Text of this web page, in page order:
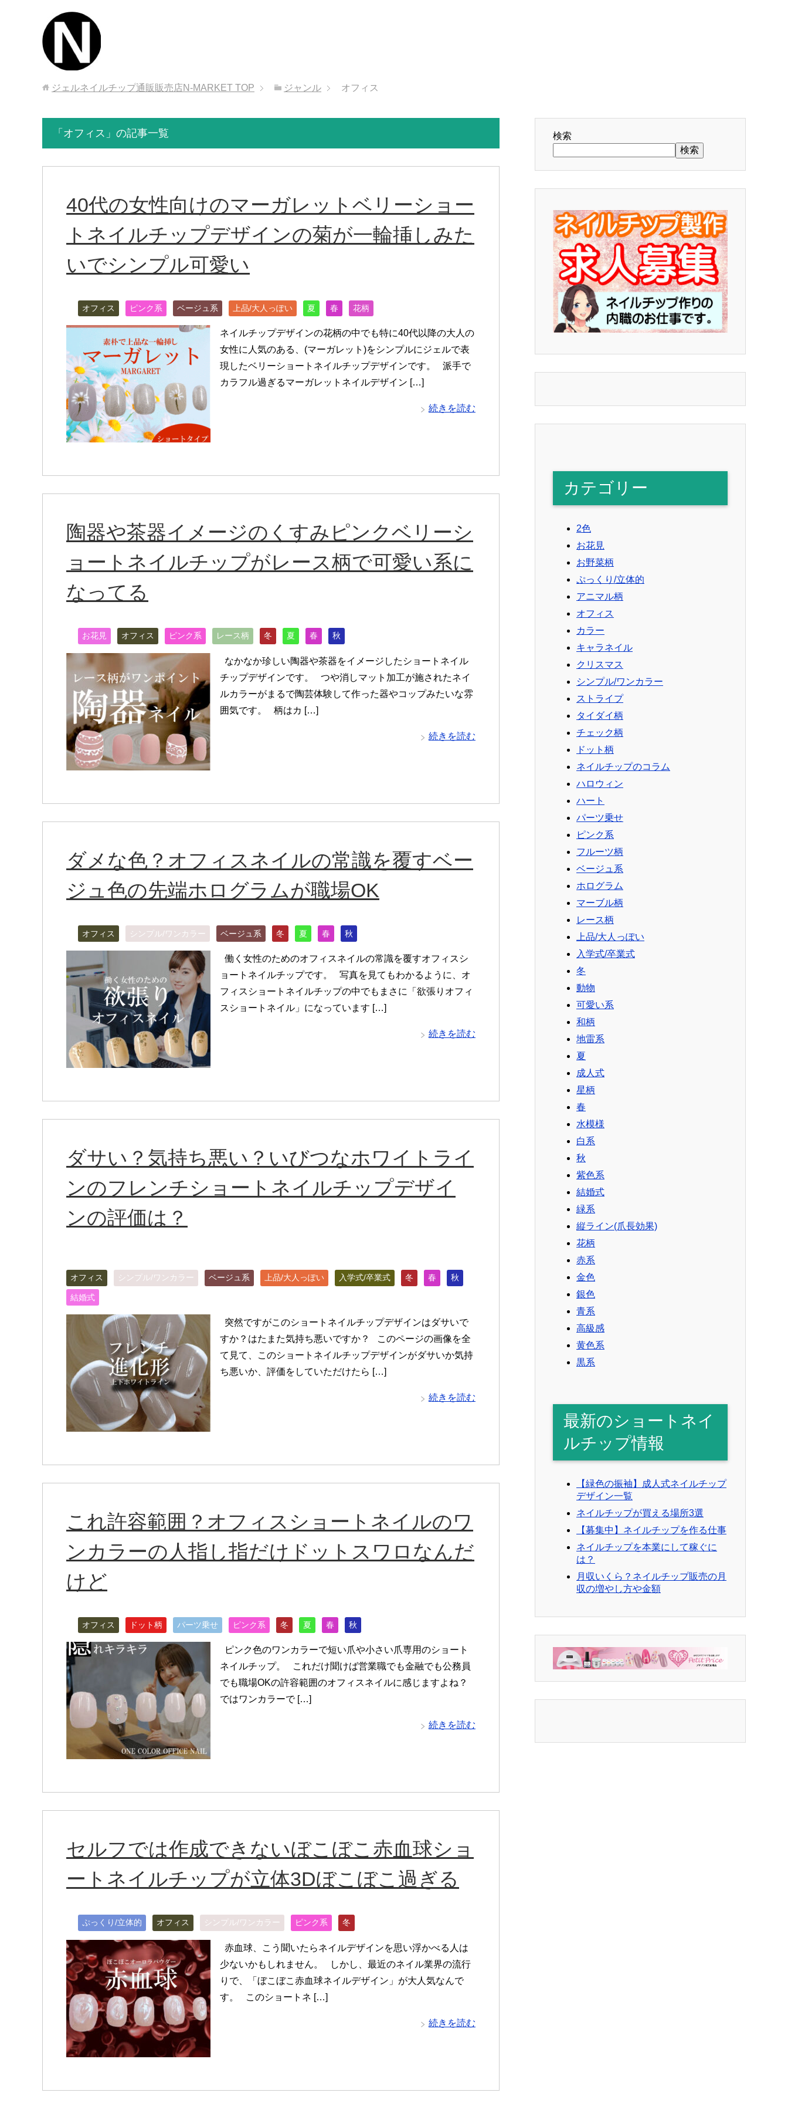
ジェルネイルチップ通販販売店N-MARKET TOP ジャンル オフィス
「オフィス」の記事一覧
40代の女性向けのマーガレットベリーショー
トネイルチップデザインの菊が一輪挿しみた
いでシンプル可愛い
オフィス ピンク系 ベージュ系 上品/大人っぽい 夏 春 花柄
ネイルチップデザインの花柄の中でも特に40代以降の大人の
女性に人気のある、(マーガレット)をシンプルにジェルで表
現したベリーショートネイルチップデザインです。 派手で
カラフル過ぎるマーガレットネイルデザイン […]
続きを読む
陶器や茶器イメージのくすみピンクベリーシ
ョートネイルチップがレース柄で可愛い系に
なってる
お花見 オフィス ピンク系 レース柄 冬 夏 春 秋
なかなか珍しい陶器や茶器をイメージしたショートネイル
チップデザインです。 つや消しマット加工が施されたネイ
ルカラーがまるで陶芸体験して作った器やコップみたいな雰
囲気です。 柄はカ […]
続きを読む
ダメな色？オフィスネイルの常識を覆すベー
ジュ色の先端ホログラムが職場OK
オフィス シンプル/ワンカラー ベージュ系 冬 夏 春 秋
働く女性のためのオフィスネイルの常識を覆すオフィスシ
ョートネイルチップです。 写真を見てもわかるように、オ
フィスショートネイルチップの中でもまさに「欲張りオフィ
スショートネイル」になっています […]
続きを読む
ダサい？気持ち悪い？いびつなホワイトライ
ンのフレンチショートネイルチップデザイ
ンの評価は？
オフィス シンプル/ワンカラー ベージュ系 上品/大人っぽい 入学式/卒業式 冬 春 秋
結婚式
突然ですがこのショートネイルチップデザインはダサいで
すか？はたまた気持ち悪いですか？ このページの画像を全
て見て、このショートネイルチップデザインがダサいか気持
ち悪いか、評価をしていただけたら […]
続きを読む
これ許容範囲？オフィスショートネイルのワ
ンカラーの人指し指だけドットスワロなんだ
けど
オフィス ドット柄 パーツ乗せ ピンク系 冬 夏 春 秋
ピンク色のワンカラーで短い爪や小さい爪専用のショート
ネイルチップ。 これだけ聞けば営業職でも金融でも公務員
でも職場OKの許容範囲のオフィスネイルに感じますよね？
ではワンカラーで […]
続きを読む
セルフでは作成できないぼこぼこ赤血球ショ
ートネイルチップが立体3Dぼこぼこ過ぎる
ぷっくり/立体的 オフィス シンプル/ワンカラー ピンク系 冬
赤血球、こう聞いたらネイルデザインを思い浮かべる人は
少ないかもしれません。 しかし、最近のネイル業界の流行
りで、「ぼこぼこ赤血球ネイルデザイン」が大人気なんで
す。 このショートネ […]
続きを読む
検索
検索
カテゴリー
2色
お花見
お野菜柄
ぷっくり/立体的
アニマル柄
オフィス
カラー
キャラネイル
クリスマス
シンプル/ワンカラー
ストライプ
タイダイ柄
チェック柄
ドット柄
ネイルチップのコラム
ハロウィン
ハート
パーツ乗せ
ピンク系
フルーツ柄
ベージュ系
ホログラム
マーブル柄
レース柄
上品/大人っぽい
入学式/卒業式
冬
動物
可愛い系
和柄
地雷系
夏
成人式
星柄
春
水模様
白系
秋
紫色系
結婚式
緑系
縦ライン(爪長効果)
花柄
赤系
金色
銀色
青系
高級感
黄色系
黒系
最新のショートネイ
ルチップ情報
【緑色の振袖】成人式ネイルチップ
デザイン一覧
ネイルチップが買える場所3選
【募集中】ネイルチップを作る仕事
ネイルチップを本業にして稼ぐに
は？
月収いくら？ネイルチップ販売の月
収の増やし方や金額